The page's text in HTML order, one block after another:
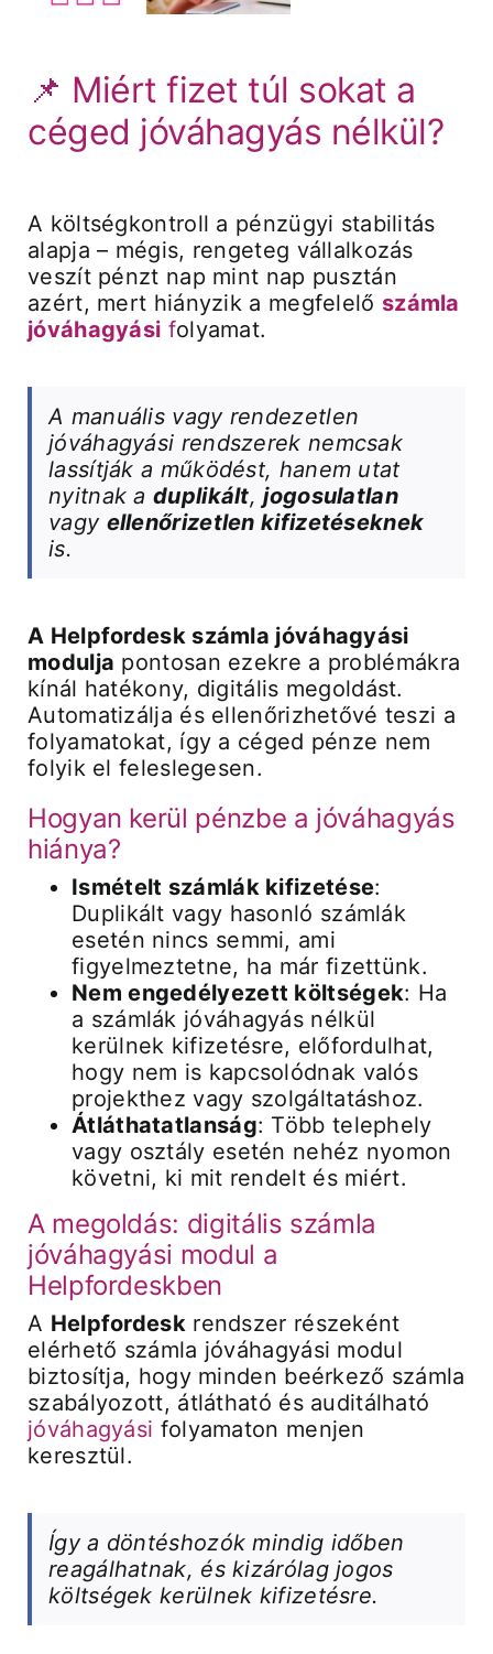
Árak és vásárlás
Regisztráció
Támogatás
📌 Miért fizet túl sokat a
céged jóváhagyás nélkül?
A költségkontroll a pénzügyi stabilitás
alapja – mégis, rengeteg vállalkozás
veszít pénzt nap mint nap pusztán
azért, mert hiányzik a megfelelő számla
jóváhagyási folyamat.
A manuális vagy rendezetlen
jóváhagyási rendszerek nemcsak
lassítják a működést, hanem utat
nyitnak aduplikált,jogosulatlan
vagy ellenőrizetlen kifizetéseknek
is.
A Helpfordesk számla jóváhagyási
modulja pontosan ezekre a problémákra
kínál hatékony, digitális megoldást.
Automatizálja és ellenőrizhetővé teszi a
folyamatokat, így a céged pénze nem
folyik el feleslegesen.
Hogyan kerül pénzbe a jóváhagyás
hiánya?
Ismételt számlák kifizetése:
Duplikált vagy hasonló számlák
esetén nincs semmi, ami
figyelmeztetne, ha már fizettünk.
Nem engedélyezett költségek: Ha
a számlák jóváhagyás nélkül
kerülnek kifizetésre, előfordulhat,
hogy nem is kapcsolódnak valós
projekthez vagy szolgáltatáshoz.
Átláthatatlanság: Több telephely
vagy osztály esetén nehéz nyomon
követni, ki mit rendelt és miért.
A megoldás: digitális számla
jóváhagyási modul a
Helpfordeskben
A Helpfordeskrendszer részeként
elérhető számla jóváhagyási modul
biztosítja, hogy minden beérkező számla
szabályozott, átlátható és auditálható
jóváhagyási folyamaton menjen
keresztül.
Így a döntéshozók mindig időben
reagálhatnak, és kizárólag jogos
költségek kerülnek kifizetésre.